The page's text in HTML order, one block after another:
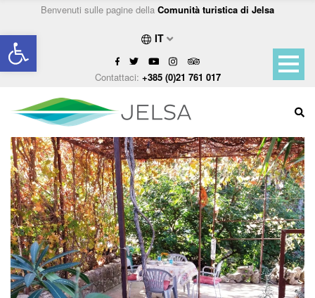
Open toolbar
Benvenuti sulle pagine della Comunità turistica di Jelsa
IT
Contattaci: +385 (0)21 761 017